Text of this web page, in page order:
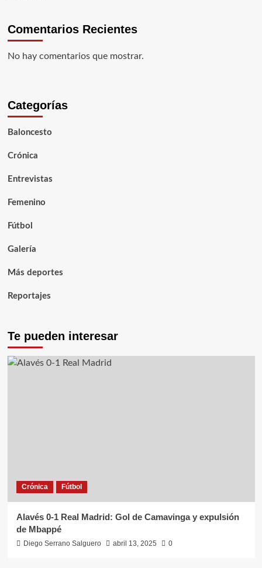
Comentarios Recientes
No hay comentarios que mostrar.
Categorías
Baloncesto
Crónica
Entrevistas
Femenino
Fútbol
Galería
Más deportes
Reportajes
Te pueden interesar
Crónica Fútbol
Alavés 0-1 Real Madrid: Gol de Camavinga y expulsión
de Mbappé
Diego Serrano Salguero abril 13, 2025 0